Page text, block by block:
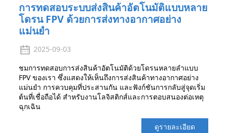
การทดสอบระบบส่งสินค้าอัตโนมัติแบบหลาย
โดรน FPV ด้วยการส่งทางอากาศอย่าง
แม่นยำ
2025-09-03
ชมการทดสอบการส่งสินค้าอัตโนมัติด้วยโดรนหลายลำแบบ
FPV ของเรา ซึ่งแสดงให้เห็นถึงการส่งสินค้าทางอากาศอย่าง
แม่นยำ การควบคุมที่ประสานกัน และฟังก์ชันการกลับสู่จุดเริ่ม
ต้นที่เชื่อถือได้ สำหรับงานโลจิสติกส์และการตอบสนองต่อเหตุ
ฉุกเฉิน
ดูรายละเอียด